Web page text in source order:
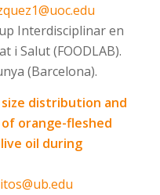
Interdisciplinar en
i Salut (FOODLAB).
(Barcelona).
distribution and
orange-fleshed
oil during